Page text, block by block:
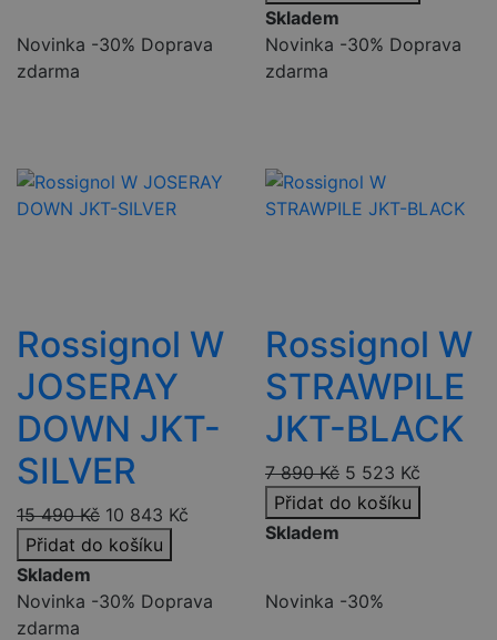
Skladem
Novinka -30% Doprava
zdarma
Rossignol W
JOSERAY
DOWN JKT-
SILVER
15 490Kč 10 843 Kč
Přidat do košíku
Skladem
Novinka -30% Doprava
zdarma
Rossignol W
STRAWPILE
JKT-BLACK
7 890Kč 5 523 Kč
Přidat do košíku
Skladem
Novinka -30% Doprava
zdarma
Novinka -30%